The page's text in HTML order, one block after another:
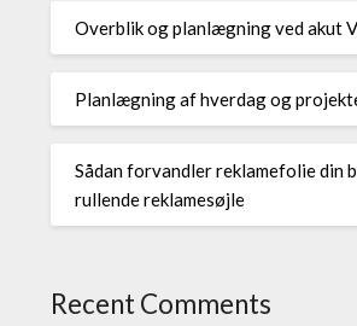
Overblik og planlægning ved akut
Planlægning af hverdag og
Sådan forvandler reklamefolie din
rullende reklamesøjle
Recent Comments